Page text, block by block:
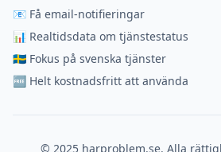
📧 Få email-notifieringar
📊 Realtidsdata om tjänstestatus
🇸🇪 Fokus på svenska tjänster
🆓 Helt kostnadsfritt att använda
© 2025 harproblem.se. Alla